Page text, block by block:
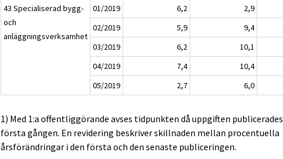
43 Specialiserad bygg-
och
anläggningsverksamhet
01/2019 6,2 2,9
02/2019
5,9 9,4
03/2019
6,2 10,1
04/2019
7,4 10,4
05/2019
2,7 6,0
1) Med 1:a offentliggörande avses tidpunkten då uppgiften publicerades
första gången. En revidering beskriver skillnaden mellan procentuella
årsförändringar i den första och den senaste publiceringen.